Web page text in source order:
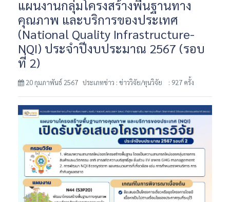
แผนงานกลุ่มโครงสร้างพื้นฐานทาง
คุณภาพ และบริการของประเทศ
(National Quality Infrastructure-
NQI) ประจำปีงบประมาณ 2567 (รอบ
ที่ 2)
20 กุมภาพันธ์ 2567 ประเภทข่าว : ข่าววิจัย/ทุนวิจัย : 927 ครั้ง